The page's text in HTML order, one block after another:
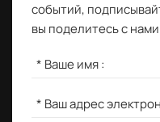
событий,
вы поделитесь с